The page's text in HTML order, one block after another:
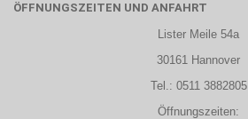
ÖFFNUNGSZEITEN UND ANFAHRT
Lister Meile 54a
30161 Hannover
Tel.: 0511 3882805
Öffnungszeiten: